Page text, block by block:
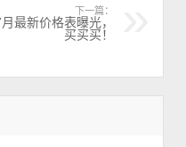
下一篇：
最新价格表曝光，
买买买！